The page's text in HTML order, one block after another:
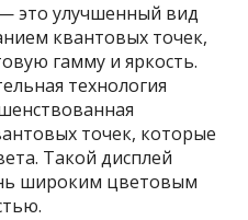
это улучшенный вид
квантовых точек,
гамму и яркость.
технология
точек, которые
Такой дисплей
широким цветовым